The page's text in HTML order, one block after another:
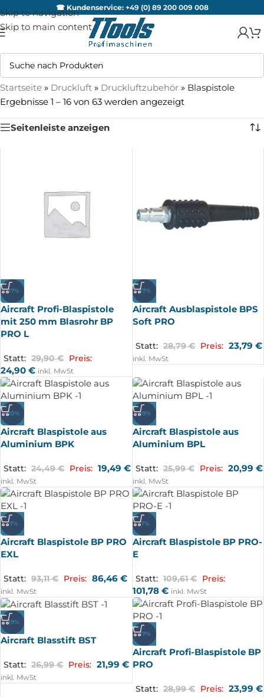
Skip to navigation
Skip to main content
☎ Kundenservice: +49 (0) 89 200 009 008
Startseite » Druckluft » Druckluftzubehör » Blaspistole
Ergebnisse 1 – 16 von 63 werden angezeigt
Seitenleiste anzeigen
-17%
Aircraft Profi-Blaspistole
mit 250 mm Blasrohr BP
PRO L
Statt: 29,90€ Preis:
24,90 € inkl. MwSt
-17%
Aircraft Ausblaspistole BPS
Soft PRO
Statt: 28,79€ Preis: 23,79 €
inkl. MwSt
-20%
Aircraft Blaspistole aus
Aluminium BPK
Statt: 24,49€ Preis: 19,49 €
inkl. MwSt
-19%
Aircraft Blaspistole aus
Aluminium BPL
Statt: 25,99€ Preis: 20,99 €
inkl. MwSt
-7%
Aircraft Blaspistole BP PRO
EXL
Statt: 93,11€ Preis: 86,46 €
inkl. MwSt
-7%
Aircraft Blaspistole BP PRO-
E
Statt: 109,61€ Preis:
101,78 € inkl. MwSt
-19%
Aircraft Blasstift BST
Statt: 26,99€ Preis: 21,99 €
inkl. MwSt
-17%
Aircraft Profi-Blaspistole BP
PRO
Statt: 28,99€ Preis: 23,99 €